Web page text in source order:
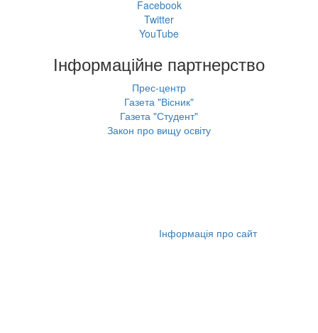
Facebook
Twitter
YouTube
Інформаційне партнерство
Прес-центр
Газета "Вісник"
Газета "Студент"
Закон про вищу освіту
Інформація про сайт